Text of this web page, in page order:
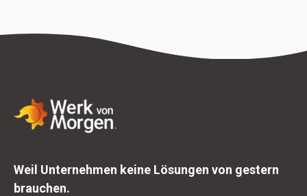
Weil Unternehmen keine Lösungen von gestern
brauchen.